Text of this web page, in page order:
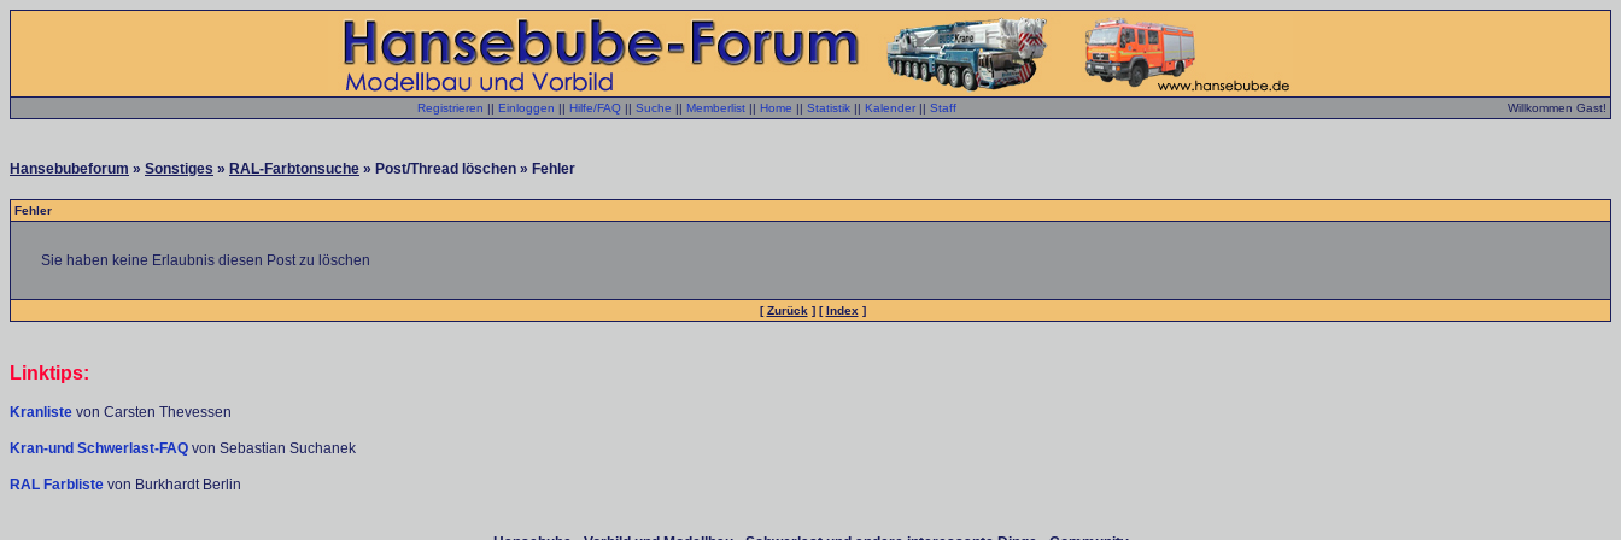
Registrieren || Einloggen || Hilfe/FAQ || Suche || Memberlist || Home || Statistik || Kalender || Staff Willkommen Gast!
Hansebubeforum » Sonstiges » RAL-Farbtonsuche » Post/Thread löschen » Fehler
Fehler
Sie haben keine Erlaubnis diesen Post zu löschen
[Zurück ] [Index ]
Linktips:
Kranliste von Carsten Thevessen
Kran-und Schwerlast-FAQ von Sebastian Suchanek
RAL Farbliste von Burkhardt Berlin